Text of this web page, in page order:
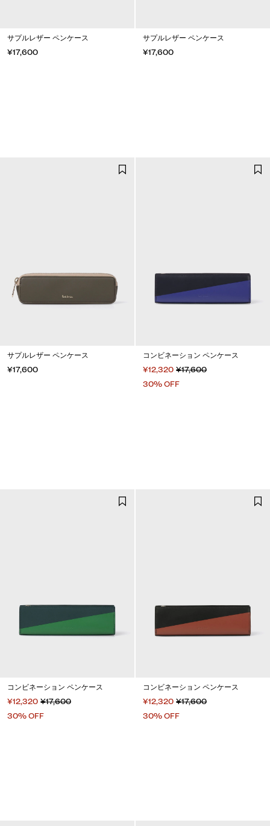
サプルレザー ペンケース
¥17,600
サプルレザー ペンケース
¥17,600
サプルレザー ペンケース
¥17,600
コンビネーション ペンケース
¥12,320 ¥17,600
30% OFF
コンビネーション ペンケース
¥12,320 ¥17,600
30% OFF
コンビネーション ペンケース
¥12,320 ¥17,600
30% OFF